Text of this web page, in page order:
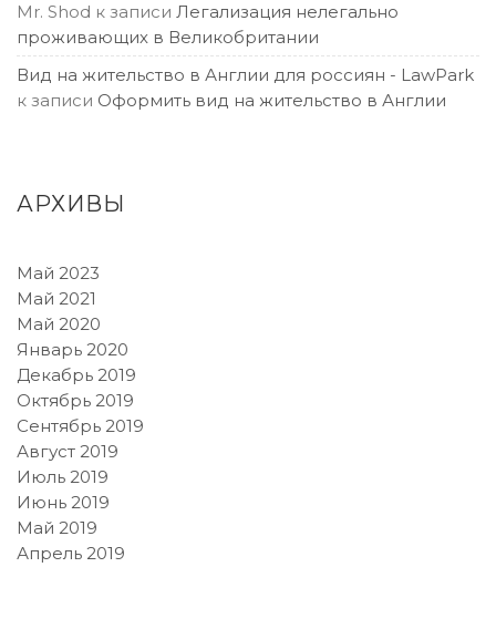
Mr. Shod к записи Легализация нелегально
проживающих в Великобритании
Вид на жительство в Англии для россиян - LawPark
к записи Оформить вид на жительство в Англии
АРХИВЫ
Май 2023
Май 2021
Май 2020
Январь 2020
Декабрь 2019
Октябрь 2019
Сентябрь 2019
Август 2019
Июль 2019
Июнь 2019
Май 2019
Апрель 2019